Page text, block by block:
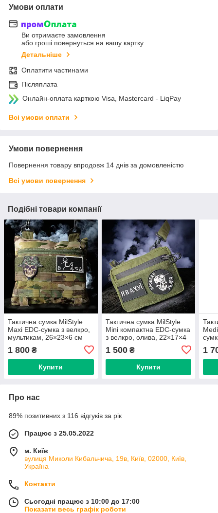
Умови оплати
Ви отримаєте замовлення
або гроші повернуться на вашу картку
Детальніше
Оплатити частинами
Післяплата
Онлайн-оплата карткою Visa, Mastercard - LiqPay
Всі умови оплати
Умови повернення
Повернення товару впродовж 14 днів за домовленістю
Всі умови повернення
Подібні товари компанії
Тактична сумка MilStyle
Maxi EDC-сумка з велкро,
мультикам, 26×23×6 см
1 800 ₴
Купити
Тактична сумка MilStyle
Mini компактна EDC-сумка
з велкро, олива, 22×17×4
1 500₴
Купити
1
Про нас
89% позитивних з 116 відгуків за рік
Працює з 25.05.2022
м. Київ
вулиця Миколи Кибальчича, 19в, Київ, 02000, Київ,
Україна
Контакти
Сьогодні працює з 10:00 до 17:00
Показати весь графік роботи